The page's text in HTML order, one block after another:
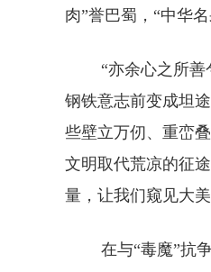
肉”誉巴蜀，“中华
“亦余心之所善兮
钢铁意志前变成坦
些壁立万仞、重峦
文明取代荒凉的征
量，让我们窥见大美
在与“毒魔”抗争